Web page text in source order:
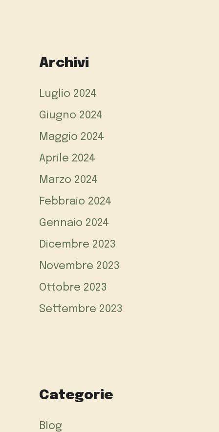
Archivi
Luglio 2024
Giugno 2024
Maggio 2024
Aprile 2024
Marzo 2024
Febbraio 2024
Gennaio 2024
Dicembre 2023
Novembre 2023
Ottobre 2023
Settembre 2023
Categorie
Blog